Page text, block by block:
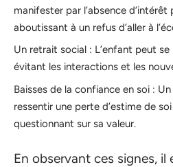
manifester par l’absence
aboutissant à un refus d’aller à
Un retrait social : L’enfant peut
évitant les interactions et les
Baisses de la confiance en soi :
ressentir une perte d’estime de
questionnant sur sa valeur.
En observant ces signes, il